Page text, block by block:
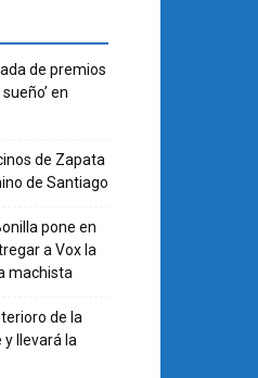
de premios
en
de Zapata
de Santiago
pone en
a Vox la
machista
de la
y llevará la